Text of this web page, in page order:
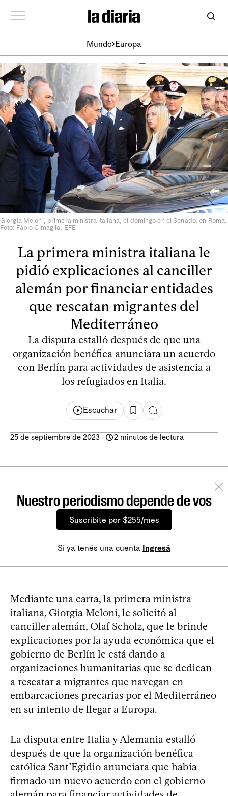
Mundo Europa
Giorgia Meloni, primera ministra italiana, el domingo en el Senado, en Roma.
Foto: Fabio Cimaglia, EFE
La primera ministra italiana le
pidió explicaciones al canciller
alemán por financiar entidades
que rescatan migrantes del
Mediterráneo
La disputa estalló después de que una
organización benéfica anunciara un acuerdo
con Berlín para actividades de asistencia a
los refugiados en Italia.
Escuchar
25 de septiembre de 2023 - 2 minutos de lectura
Nuestro periodismo depende de vos
Suscribite por $255/mes
Si ya tenés una cuenta Ingresá
Mediante una carta, la primera ministra
italiana, Giorgia Meloni, le solicitó al
canciller alemán, Olaf Scholz, que le brinde
explicaciones por la ayuda económica que el
gobierno de Berlín le está dando a
organizaciones humanitarias que se dedican
a rescatar a migrantes que navegan en
embarcaciones precarias por el Mediterráneo
en su intento de llegar a Europa.
La disputa entre Italia y Alemania estalló
después de que la organización benéfica
católica Sant’Egidio anunciara que había
firmado un nuevo acuerdo con el gobierno